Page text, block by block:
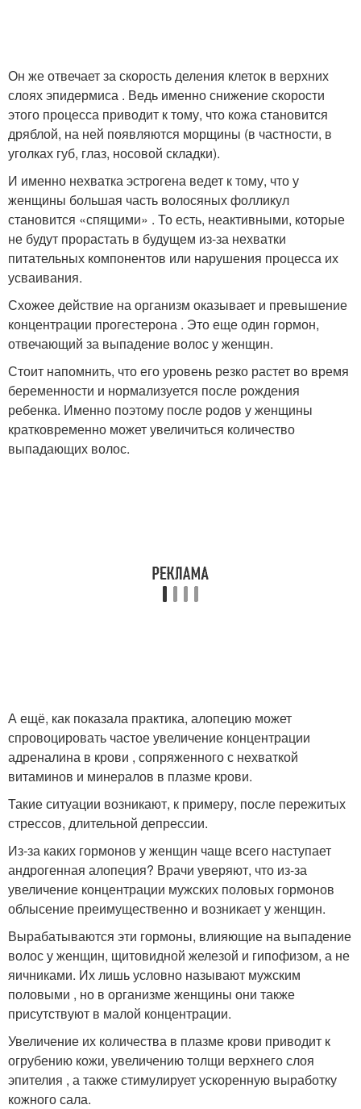
Он же отвечает за скорость деления клеток в верхних
слоях эпидермиса . Ведь именно снижение скорости
этого процесса приводит к тому, что кожа становится
дряблой, на ней появляются морщины (в частности, в
уголках губ, глаз, носовой складки).
И именно нехватка эстрогена ведет к тому, что у
женщины большая часть волосяных фолликул
становится «спящими» . То есть, неактивными, которые
не будут прорастать в будущем из-за нехватки
питательных компонентов или нарушения процесса их
усваивания.
Схожее действие на организм оказывает и превышение
концентрации прогестерона . Это еще один гормон,
отвечающий за выпадение волос у женщин.
Стоит напомнить, что его уровень резко растет во время
беременности и нормализуется после рождения
ребенка. Именно поэтому после родов у женщины
кратковременно может увеличиться количество
выпадающих волос.
А ещё, как показала практика, алопецию может
спровоцировать частое увеличение концентрации
адреналина в крови , сопряженного с нехваткой
витаминов и минералов в плазме крови.
Такие ситуации возникают, к примеру, после пережитых
стрессов, длительной депрессии.
Из-за каких гормонов у женщин чаще всего наступает
андрогенная алопеция? Врачи уверяют, что из-за
увеличение концентрации мужских половых гормонов
облысение преимущественно и возникает у женщин.
Вырабатываются эти гормоны, влияющие на выпадение
волос у женщин, щитовидной железой и гипофизом, а не
яичниками. Их лишь условно называют мужским
половыми , но в организме женщины они также
присутствуют в малой концентрации.
Увеличение их количества в плазме крови приводит к
огрубению кожи, увеличению толщи верхнего слоя
эпителия , а также стимулирует ускоренную выработку
кожного сала.